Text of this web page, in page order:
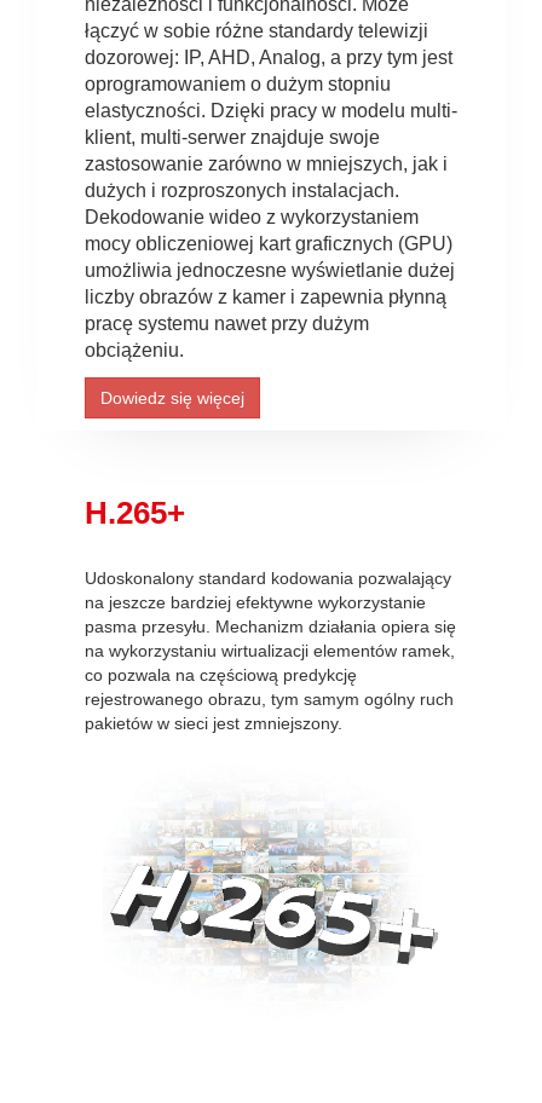
niezależności i funkcjonalności. Może
łączyć w sobie różne standardy telewizji
dozorowej: IP, AHD, Analog, a przy tym jest
oprogramowaniem o dużym stopniu
elastyczności. Dzięki pracy w modelu multi-
klient, multi-serwer znajduje swoje
zastosowanie zarówno w mniejszych, jak i
dużych i rozproszonych instalacjach.
Dekodowanie wideo z wykorzystaniem
mocy obliczeniowej kart graficznych (GPU)
umożliwia jednoczesne wyświetlanie dużej
liczby obrazów z kamer i zapewnia płynną
pracę systemu nawet przy dużym
obciążeniu.
Dowiedz się więcej
H.265+
Udoskonalony standard kodowania pozwalający
na jeszcze bardziej efektywne wykorzystanie
pasma przesyłu. Mechanizm działania opiera się
na wykorzystaniu wirtualizacji elementów ramek,
co pozwala na częściową predykcję
rejestrowanego obrazu, tym samym ogólny ruch
pakietów w sieci jest zmniejszony.